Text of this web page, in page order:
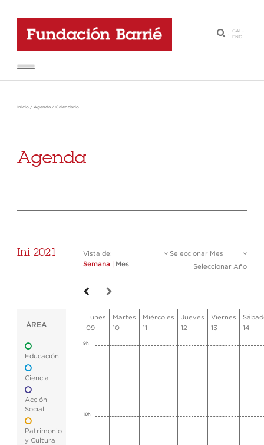
·
GAL-
ENG
Inicio / Agenda / Calendario
Agenda
Ini 2021
Vista de:
Semana
Mes
Seleccionar Mes
Seleccionar Año
ÁREA
Educación
Ciencia
Acción
Social
Patrimonio
y Cultura
Lunes
09
Martes
10
Miércoles
11
Jueves
12
Viernes
13
14
9h
10h